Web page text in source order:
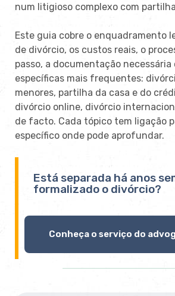
num litigioso complexo com
Este guia cobre o enquadramento
de divórcio, os custos reais, o
passo, a documentação necessária
específicas mais frequentes:
menores, partilha da casa e do
divórcio online, divórcio
de facto. Cada tópico tem ligação
específico onde pode aprofundar.
Está separada há anos
formalizado o divórcio?
Conheça o serviço do